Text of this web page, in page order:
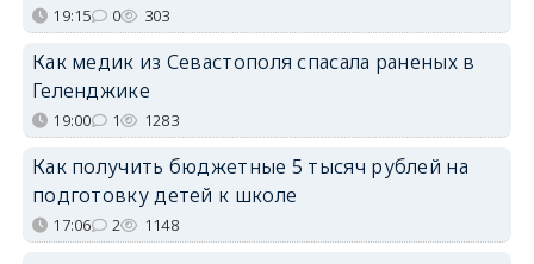
19:15 0 303
Как медик из Севастополя спасала раненых в
Геленджике
19:00 1 1283
Как получить бюджетные 5 тысяч рублей на
подготовку детей к школе
17:06 2 1148